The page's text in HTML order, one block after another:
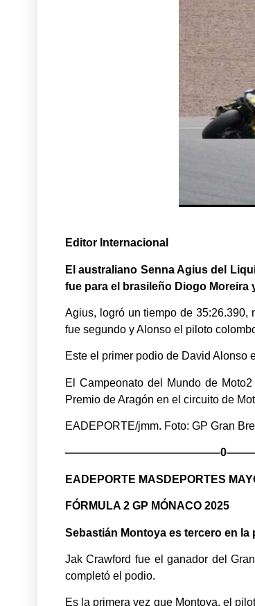
Editor Internacional
El australiano Senna Agius del
fue para el brasileño Diogo
Agius, logró un tiempo de 35:26.390,
fue segundo y Alonso el piloto
Este el primer podio de David Alonso
El Campeonato del Mundo de
Premio de Aragón en el circuito de
EADEPORTE/jmm. Foto: GP Gran
EADEPORTE MASDEPORTES
FÓRMULA 2 GP MÓNACO 2025
Sebastián Montoya es tercero en
Jak Crawford fue el ganador del
completó el podio.
Es la primera vez que Montoya, el